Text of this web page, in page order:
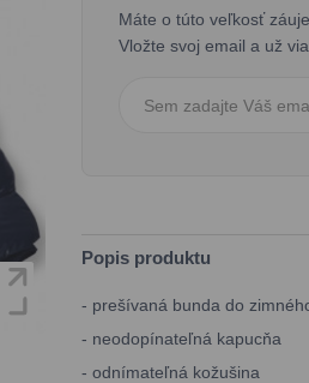
Máte o túto veľkosť
Vložte svoj email a už
Popis produktu
- prešívaná bunda do
- neodopínateľná kapucňa
- odnímateľná kožušina